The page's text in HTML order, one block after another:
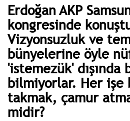
Erdoğan AKP
kongresinde
Vizyonsuzluk ve
bünyelerine öyle
'istemezük'
bilmiyorlar. Her işe
takmak, çamur
midir?